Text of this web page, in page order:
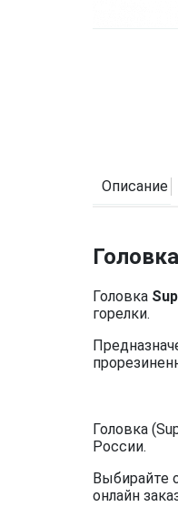
Описание
Головка
горелки.
Головка
России.
Выбирайте
онлайн